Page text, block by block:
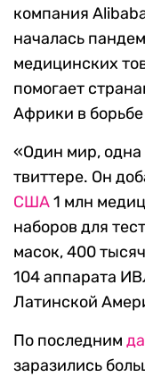
компания
началась
медицинских
помогает
Африки в
«Один мир, одна
твиттере. Он
США1 млн
наборов для
масок, 400
104 аппарата
Латинской
По последним
заразились